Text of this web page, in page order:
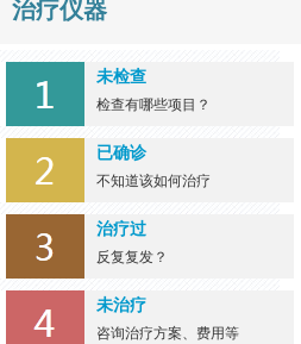
治疗仪器
未检查
检查有哪些项目？
已确诊
不知道该如何治疗
治疗过
反复复发？
未治疗
咨询治疗方案、费用等